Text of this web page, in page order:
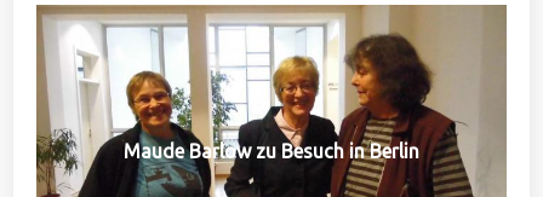
Maude Barlow zu Besuch in Berlin